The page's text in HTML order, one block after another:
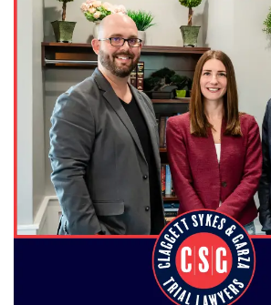
Farmington - Hours
Answering Service
24/7
8:30
Enfield - Hours
Answering Service
24/7
8:30